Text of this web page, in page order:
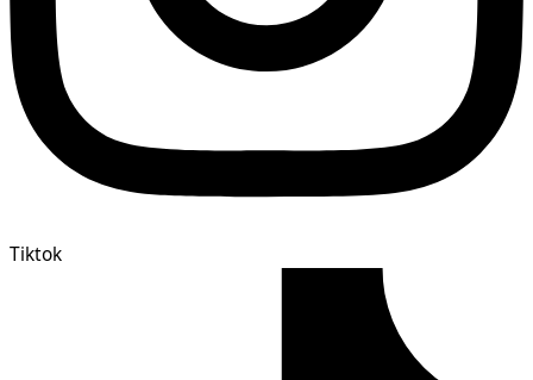
Tiktok